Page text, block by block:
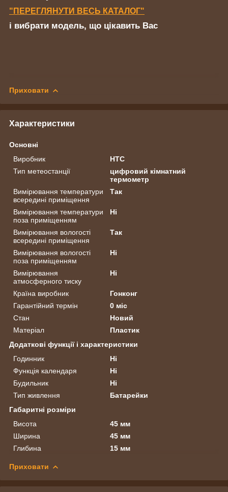
"ПЕРЕГЛЯНУТИ ВЕСЬ КАТАЛОГ"
і вибрати модель, що цікавить Вас
Приховати
Характеристики
Основні
Виробник
HTC
Тип метеостанції
цифровий кімнатний
термометр
Вимірювання температури
всередині приміщення
Так
Вимірювання температури
поза приміщенням
Ні
Вимірювання вологості
всередині приміщення
Так
Вимірювання вологості
поза приміщенням
Ні
Вимірювання
атмосферного тиску
Ні
Країна виробник
Гонконг
Гарантійний термін
0 міс
Стан
Новий
Матеріал
Пластик
Додаткові функції і характеристики
Годинник
Ні
Функція календаря
Ні
Будильник
Ні
Тип живлення
Батарейки
Габаритні розміри
Висота
45 мм
Ширина
45 мм
Глибина
15 мм
Приховати